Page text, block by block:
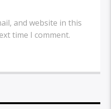
and website in this
time I comment.